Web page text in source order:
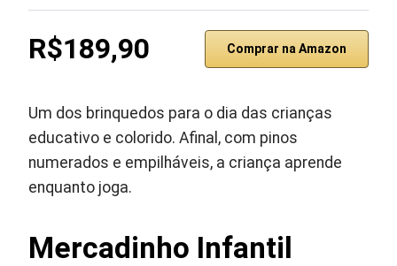
R$189,90 Comprar na Amazon
Um dos brinquedos para o dia das crianças
educativo e colorido. Afinal, com pinos
numerados e empilháveis, a criança aprende
enquanto joga.
Mercadinho Infantil